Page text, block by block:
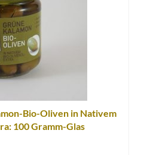
Bio-Oliven in Nativem
100 Gramm-Glas